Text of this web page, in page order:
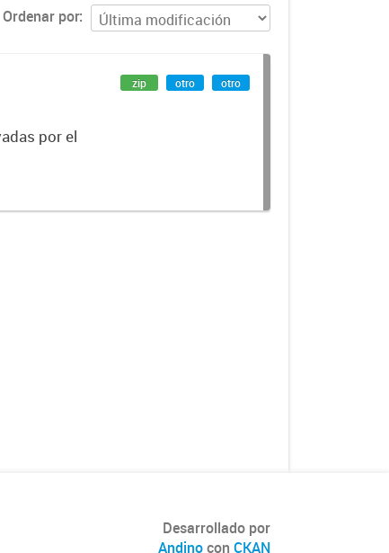
Ordenar por
por el
zip otro otro
Desarrollado por
Andinocon CKAN